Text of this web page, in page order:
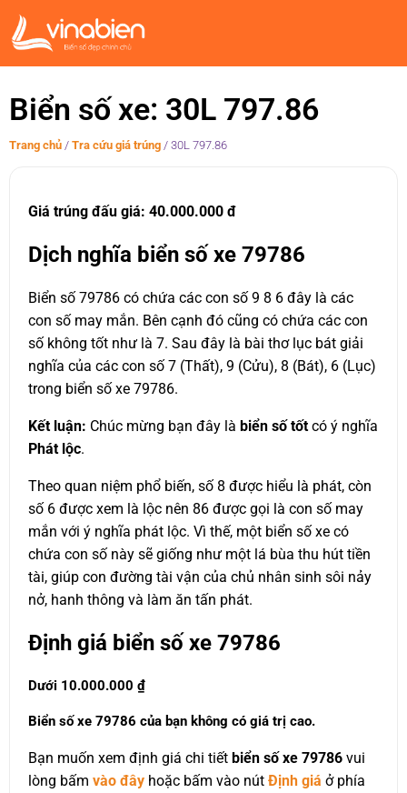
Biển số xe: 30L 797.86
Trang chủ / Tra cứu giá trúng / 30L 797.86
Giá trúng đấu giá: 40.000.000 đ
Dịch nghĩa biển số xe 79786
Biển số 79786 có chứa các con số 9 8 6 đây là các
con số may mắn. Bên cạnh đó cũng có chứa các con
số không tốt như là 7. Sau đây là bài thơ lục bát giải
nghĩa của các con số 7 (Thất), 9 (Cửu), 8 (Bát), 6 (Lục)
trong biển số xe 79786.
Kết luận: Chúc mừng bạn đây là biển số tốt có ý nghĩa
Phát lộc.
Theo quan niệm phổ biến, số 8 được hiểu là phát, còn
số 6 được xem là lộc nên 86 được gọi là con số may
mắn với ý nghĩa phát lộc. Vì thế, một biển số xe có
chứa con số này sẽ giống như một lá bùa thu hút tiền
tài, giúp con đường tài vận của chủ nhân sinh sôi nảy
nở, hanh thông và làm ăn tấn phát.
Định giá biển số xe 79786
Dưới 10.000.000 ₫
Biển số xe 79786 của bạn không có giá trị cao.
Bạn muốn xem định giá chi tiết biển số xe 79786 vui
lòng bấm vào đây hoặc bấm vào nút Định giá ở phía